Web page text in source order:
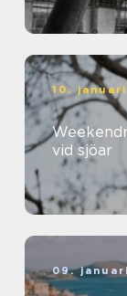
10.
vid sjöar
09.